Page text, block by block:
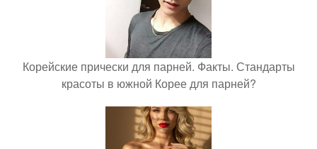
Корейские прически для парней. Факты. Стандарты
красоты в южной Корее для парней?